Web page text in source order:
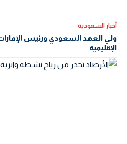
أخبار السعودية
ولي العهد السعودي ورئيس
الإقليمية